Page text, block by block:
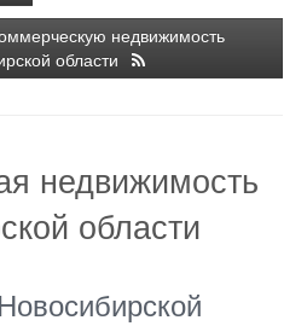
недвижимость
области
недвижимость
области